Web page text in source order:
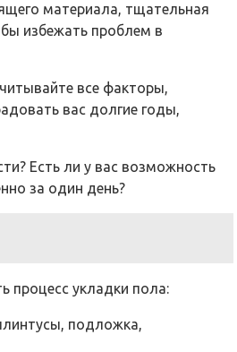
материала, тщательная
избежать проблем в
все факторы,
вас долгие годы,
Есть ли у вас возможность
за один день?
процесс укладки пола:
подложка,